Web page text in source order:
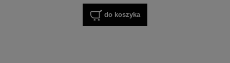
do koszyka